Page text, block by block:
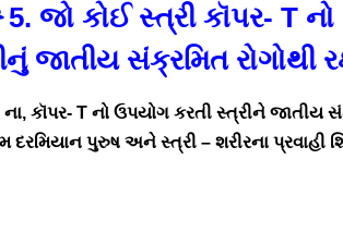
5. જો કોઈ સ્ત્રી કૉપર- T
જાતીય સંક્રમિત રોગોથી
ના, કૉપર- T નો ઉપયોગ કરતી સ્ત્રીને જાતીય
દરમિયાન પુરુષ અને સ્ત્રી – શરીરના પ્રવાહી